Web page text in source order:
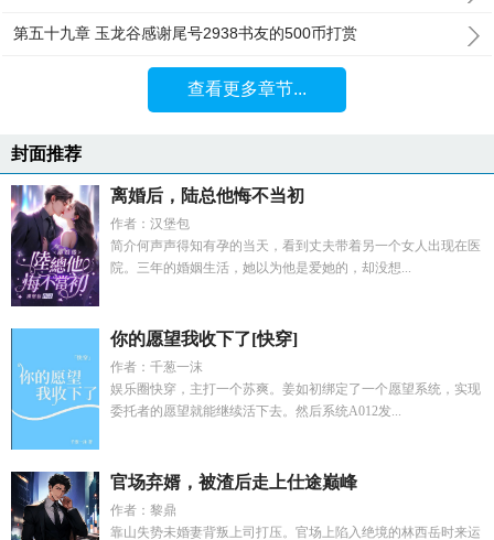
第五十九章 玉龙谷感谢尾号2938书友的500币打赏
查看更多章节...
封面推荐
离婚后，陆总他悔不当初
作者：汉堡包
简介何声声得知有孕的当天，看到丈夫带着另一个女人出现在医
院。三年的婚姻生活，她以为他是爱她的，却没想...
你的愿望我收下了[快穿]
作者：千葱一沫
娱乐圈快穿，主打一个苏爽。姜如初绑定了一个愿望系统，实现
委托者的愿望就能继续活下去。然后系统A012发...
官场弃婿，被渣后走上仕途巅峰
作者：黎鼎
靠山失势未婚妻背叛上司打压。官场上陷入绝境的林西岳时来运